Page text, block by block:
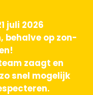
juli 2026
behalve op zon-
zaagt en
snel mogelijk